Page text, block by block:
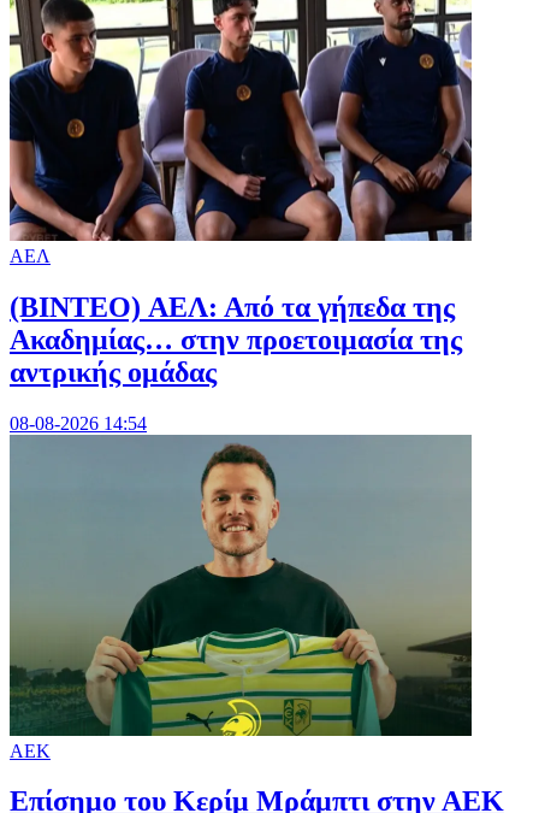
ΑΕΛ
(BINTEO) ΑΕΛ: Από τα γήπεδα της
Ακαδημίας… στην προετοιμασία της
αντρικής ομάδας
08-08-2026 14:54
ΑΕΚ
Επίσημο του Κερίμ Μράμπτι στην ΑΕK